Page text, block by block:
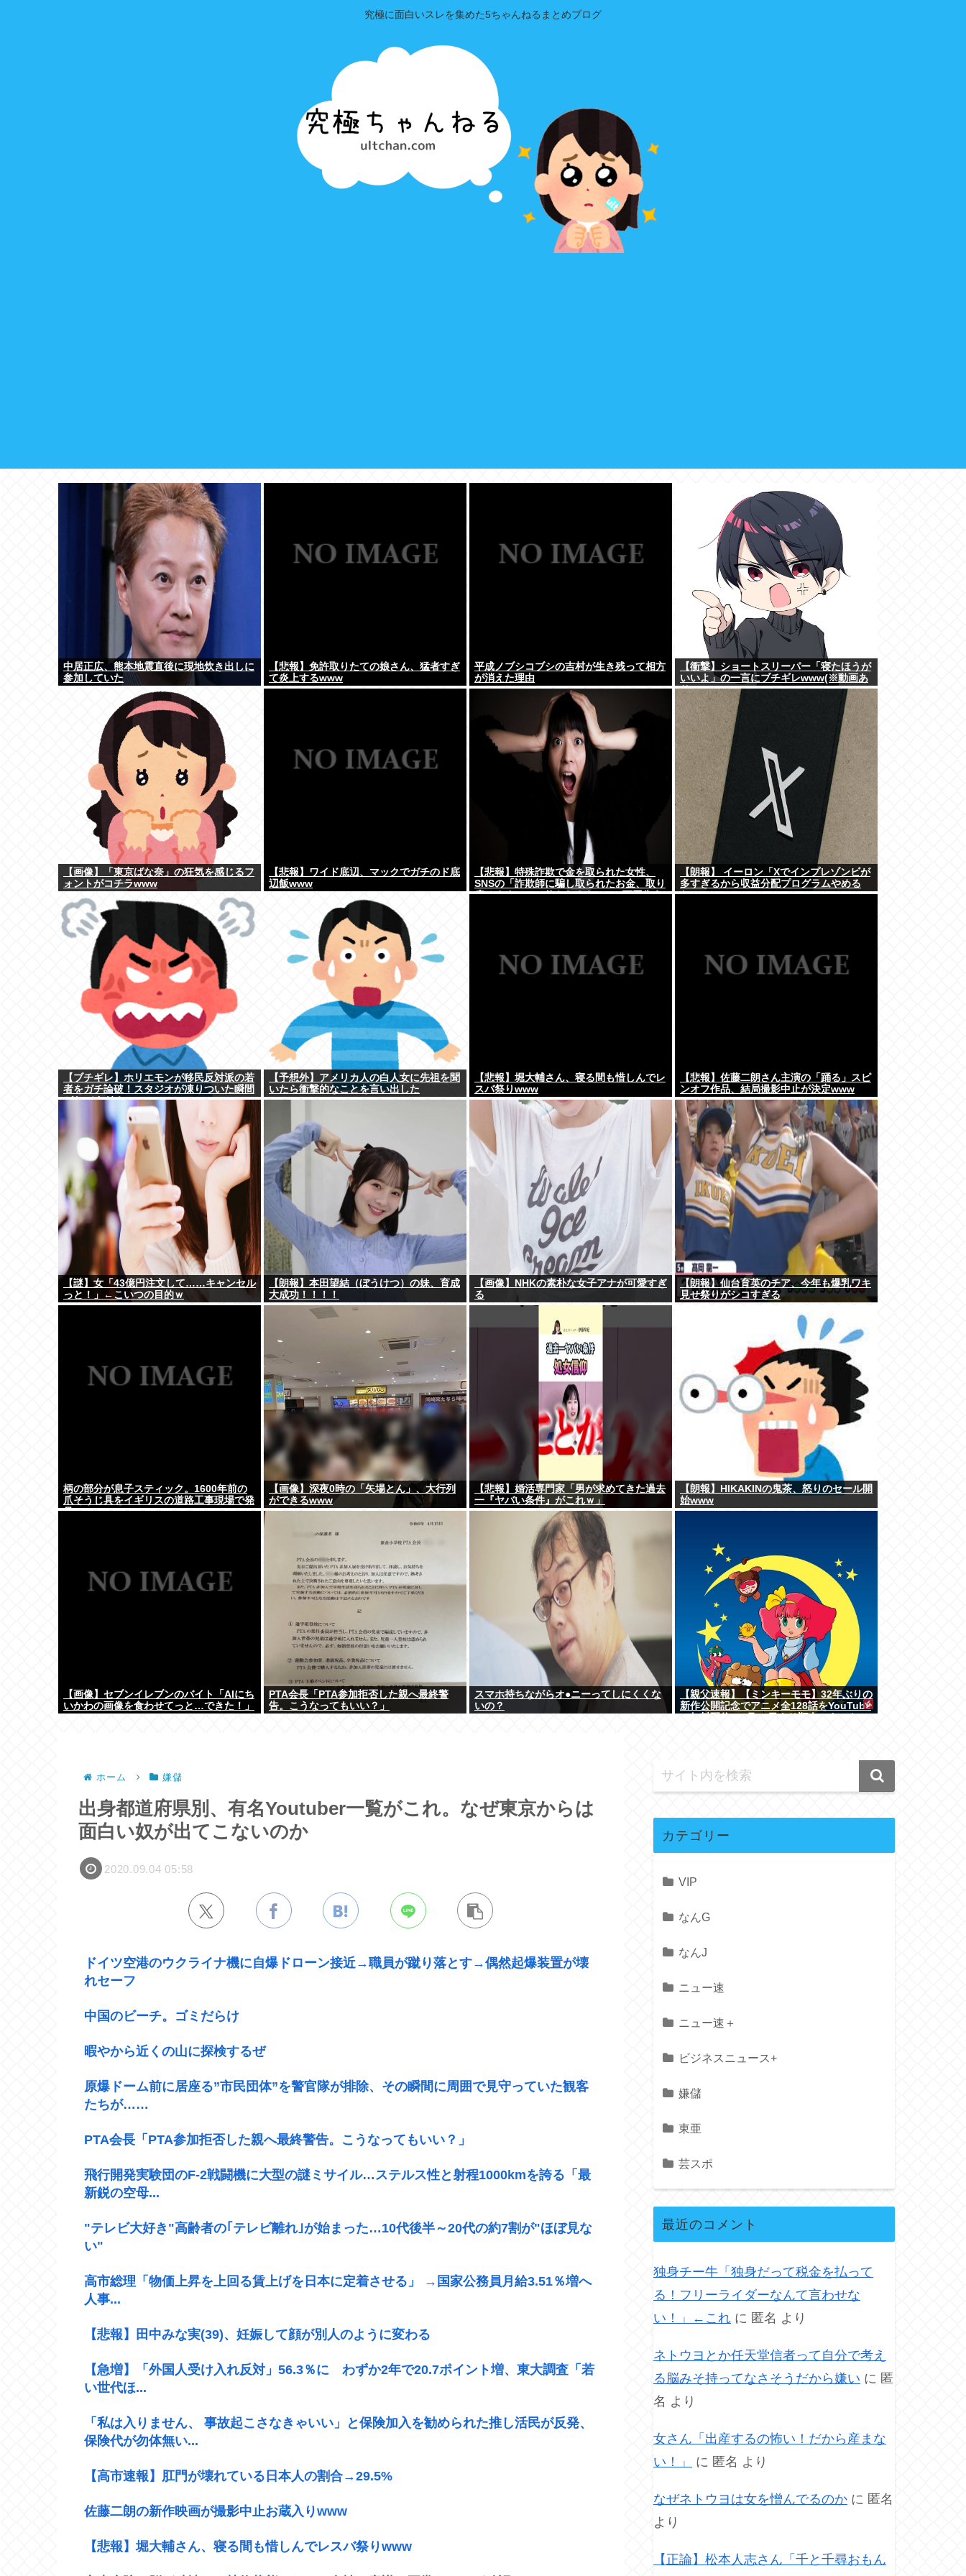
究極に面白いスレを集めた5ちゃんねるまとめブログ
中居正広、熊本地震直後に現地炊き出しに
参加していた
【悲報】免許取りたての娘さん、猛者すぎ
て炎上するwww
平成ノブシコブシの吉村が生き残って相方
が消えた理由
【衝撃】ショートスリーパー「寝たほうが
いいよ」の一言にブチギレwww(※動画あ
り)
【画像】「東京ばな奈」の狂気を感じるフ
ォントがコチラwww
【悲報】ワイド底辺、マックでガチのド底
辺飯www
【悲報】特殊詐欺で金を取られた女性、
SNSの「詐欺師に騙し取られたお金、取り
戻せます」」に釣られさらに240万円失う
【朗報】 イーロン「Xでインプレゾンビが
多すぎるから収益分配プログラムやめる
わ」
【ブチギレ】ホリエモンが移民反対派の若
者をガチ論破！スタジオが凍りついた瞬間
がヤバすぎる…
【予想外】アメリカ人の白人女に先祖を聞
いたら衝撃的なことを言い出した
【悲報】堀大輔さん、寝る間も惜しんでレ
スバ祭りwww
【悲報】佐藤二朗さん主演の「踊る」スピ
ンオフ作品、結局撮影中止が決定www
【謎】女「43億円注文して……キャンセル
っと！」←こいつの目的ｗ
【朗報】本田望結（ぼうけつ）の妹、育成
大成功！！！！
【画像】NHKの素朴な女子アナが可愛すぎ
る
【朗報】仙台育英のチア、今年も爆乳ワキ
見せ祭りがシコすぎる
柄の部分が息子スティック。1600年前の
爪そうじ具をイギリスの道路工事現場で発
見
【画像】深夜0時の「矢場とん」、大行列
ができるwww
【悲報】婚活専門家「男が求めてきた過去
一『ヤバい条件』がこれｗ」
【朗報】HIKAKINの鬼茶、怒りのセール開
始www
【画像】セブンイレブンのバイト「AIにち
いかわの画像を食わせてっと…できた！」
PTA会長「PTA参加拒否した親へ最終警
告。こうなってもいい？」
スマホ持ちながらオ●ニーってしにくくな
いの？
【親父速報】【ミンキーモモ】32年ぶりの
新作公開記念でアニメ全128話をYouTube
ホーム 嫌儲
出身都道府県別、有名Youtuber一覧がこれ。なぜ東京からは
面白い奴が出てこないのか
2020.09.04 05:58
ドイツ空港のウクライナ機に自爆ドローン接近→職員が蹴り落とす→偶然起爆装置が壊
れセーフ
中国のビーチ。ゴミだらけ
暇やから近くの山に探検するぜ
原爆ドーム前に居座る”市民団体”を警官隊が排除、その瞬間に周囲で見守っていた観客
たちが……
PTA会長「PTA参加拒否した親へ最終警告。こうなってもいい？」
飛行開発実験団のF-2戦闘機に大型の謎ミサイル…ステルス性と射程1000kmを誇る「最
新鋭の空母...
"テレビ大好き"高齢者の｢テレビ離れ｣が始まった…10代後半～20代の約7割が"ほぼ見な
い"
高市総理「物価上昇を上回る賃上げを日本に定着させる」 →国家公務員月給3.51％増へ
人事...
【悲報】田中みな実(39)、妊娠して顔が別人のように変わる
【急増】「外国人受け入れ反対」56.3％に わずか2年で20.7ポイント増、東大調査「若
い世代ほ...
「私は入りません、 事故起こさなきゃいい」と保険加入を勧められた推し活民が反発、
保険代が勿体無い...
【高市速報】肛門が壊れている日本人の割合→29.5%
佐藤二朗の新作映画が撮影中止お蔵入りwww
【悲報】堀大輔さん、寝る間も惜しんでレスバ祭りwww
カテゴリー
VIP
なんG
なんJ
ニュー速
ニュー速＋
ビジネスニュース+
嫌儲
東亜
芸スポ
最近のコメント
独身チー牛「独身だって税金を払って
る！フリーライダーなんて言わせな
い！」←これ に 匿名 より
ネトウヨとか任天堂信者って自分で考え
る脳みそ持ってなさそうだから嫌い に 匿
名 より
女さん「出産するの怖い！だから産まな
い！」
に 匿名 より
なぜネトウヨは女を憎んでるのか に 匿名
より
【正論】松本人志さん「千と千尋おもん